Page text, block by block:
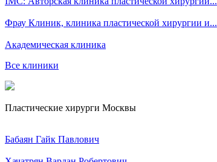
Фрау Клиник, клиника пластической хирургии и...
Академическая клиника
Все клиники
Пластические хирурги Москвы
Бабаян Гайк Павлович